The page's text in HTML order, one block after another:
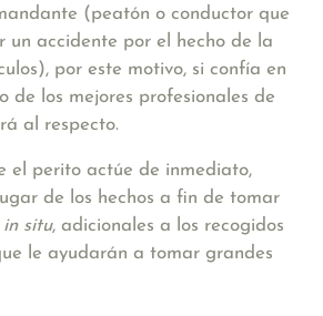
(peatón o conductor que
un accidente por el hecho de la
por este motivo, si confía en
de los mejores profesionales de
al respecto.
el perito actúe de inmediato,
de los hechos a fin de tomar
in situ, adicionales a los recogidos
le ayudarán a tomar grandes